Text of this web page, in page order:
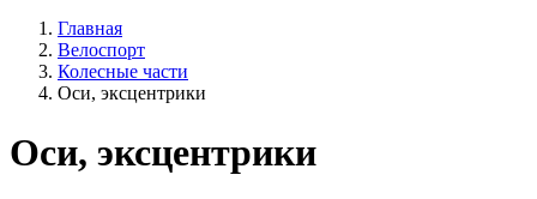
Главная
Велоспорт
Колесные части
Оси, эксцентрики
Оси, эксцентрики